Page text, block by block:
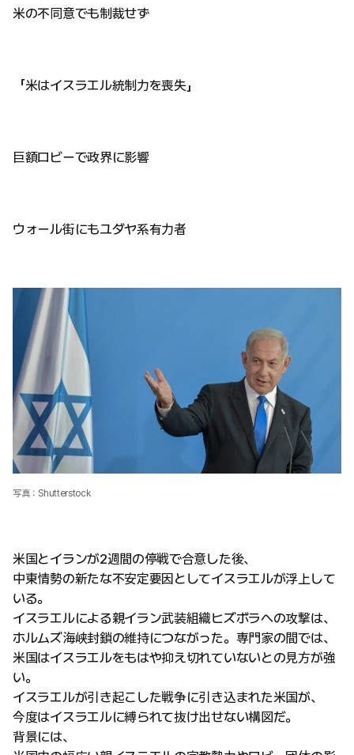
米の不同意でも制裁せず
「米はイスラエル統制力を喪失」
巨額ロビーで政界に影響
ウォール街にもユダヤ系有力者
写真：Shutterstock
米国とイランが2週間の停戦で合意した後、
中東情勢の新たな不安定要因としてイスラエルが浮上して
いる。
イスラエルによる親イラン武装組織ヒズボラへの攻撃は、
ホルムズ海峡封鎖の維持につながった。専門家の間では、
米国はイスラエルをもはや抑え切れていないとの見方が強
い。
イスラエルが引き起こした戦争に引き込まれた米国が、
今度はイスラエルに縛られて抜け出せない構図だ。
背景には、